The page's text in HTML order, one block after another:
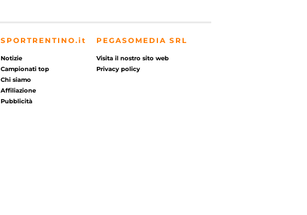
SPORTRENTINO.it
Notizie
Campionati top
Chi siamo
Affiliazione
Pubblicità
PEGASOMEDIA SRL
Visita il nostro sito web
Privacy policy